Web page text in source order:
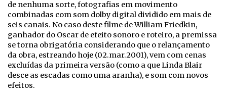
de nenhuma sorte, fotografias em movimento
combinadas com som dolby digital dividido em mais de
seis canais. No caso deste filme de William Friedkin,
ganhador do Oscar de efeito sonoro e roteiro, a premissa
se torna obrigatória considerando que o relançamento
da obra, estreando hoje (02.mar.2001), vem com cenas
excluídas da primeira versão (como a que Linda Blair
desce as escadas como uma aranha), e som com novos
efeitos.